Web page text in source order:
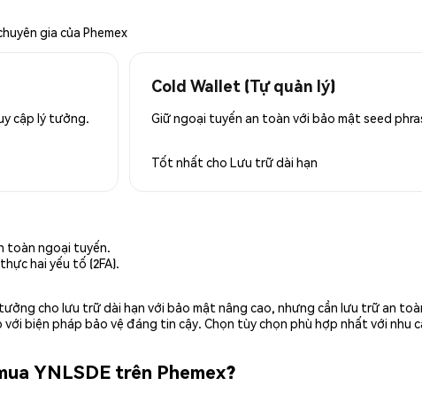
gia của Phemex
cập lý tưởng.
Cold Wallet (Tự quản lý)
Giữ ngoại tuyến an toàn với bảo mật seed
Tốt nhất cho Lưu trữ dài hạn
toàn ngoại tuyến.
hai yếu tố (2FA).
cho lưu trữ dài hạn với bảo mật nâng cao, nhưng cần lưu trữ an
với biện pháp bảo vệ đáng tin cậy. Chọn tùy chọn phù hợp nhất với nhu
YNLSDE trên Phemex?